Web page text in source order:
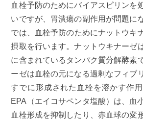
血栓予防のためにバイアスピリンを
いですが、胃潰瘍の副作用が問題に
では、血栓予防のためにナットウキ
摂取を行います。ナットウキナーゼ
に含まれているタンパク質分解酵素
ーゼは血栓の元になる過剰なフィブ
すでに形成された血栓を溶かす作用
EPA（エイコサペンタ塩酸）は、血
血栓形成を抑制したり、赤血球の変